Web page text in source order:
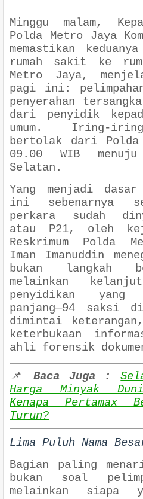
Minggu malam,
Polda Metro Jaya
memastikan
rumah sakit ke
Metro Jaya,
pagi ini:
penyerahan
dari penyidik
umum. Iring-
bertolak dari Polda
09.00 WIB
Selatan.
Yang menjadi dasar
ini sebenarnya
perkara sudah
atau P21, oleh
Reskrimum Polda
Iman Imanuddin
bukan langkah
melainkan
penyidikan yang
panjang—94 saksi
dimintai
keterbukaan
ahli forensik
📌 Baca Juga :
Harga Minyak
Kenapa Pertamax
Turun?
Lima Puluh Nama
Bagian paling
bukan soal
melainkan